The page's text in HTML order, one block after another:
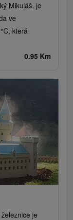
Mikuláš, je
ve
která
0.95 Km
je